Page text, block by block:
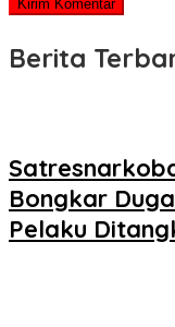
Berita
Bongkar
Pelaku